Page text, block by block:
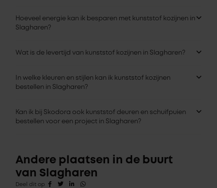
Hoeveel energie kan ik besparen met kunststof kozijnen in
Slagharen?
Wat is de levertijd van kunststof kozijnen in Slagharen?
In welke kleuren en stijlen kan ik kunststof kozijnen
bestellen in Slagharen?
Kan ik bij Skodora ook kunststof deuren en schuifpuien
bestellen voor een project in Slagharen?
Andere plaatsen in de buurt
van Slagharen
Deel dit op